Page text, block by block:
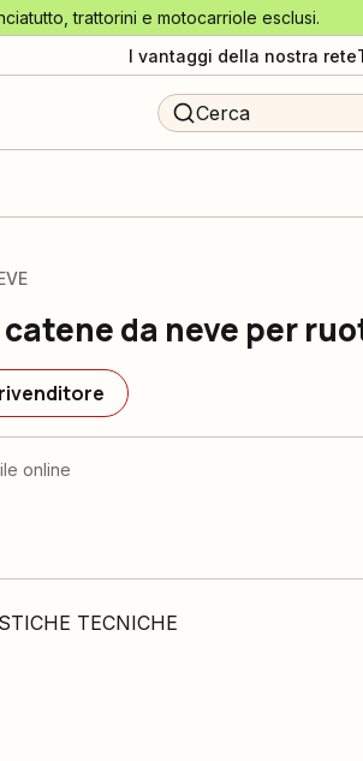
trattorini e motocarriole esclusi.
I vantaggi della nostra rete
Cerca
da neve per
online
TECNICHE